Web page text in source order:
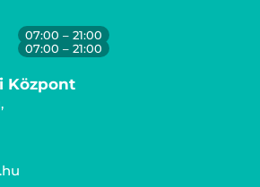
07:00 – 21:00
07:00 – 21:00
Központ